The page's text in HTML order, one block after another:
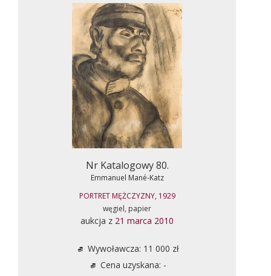
Nr Katalogowy 80.
Emmanuel Mané-Katz
PORTRET MĘŻCZYZNY, 1929
węgiel, papier
aukcja z 21 marca 2010
Wywoławcza: 11 000 zł
Cena uzyskana: -